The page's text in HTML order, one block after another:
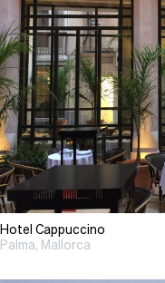
Hotel Cappuccino
Palma, Mallorca